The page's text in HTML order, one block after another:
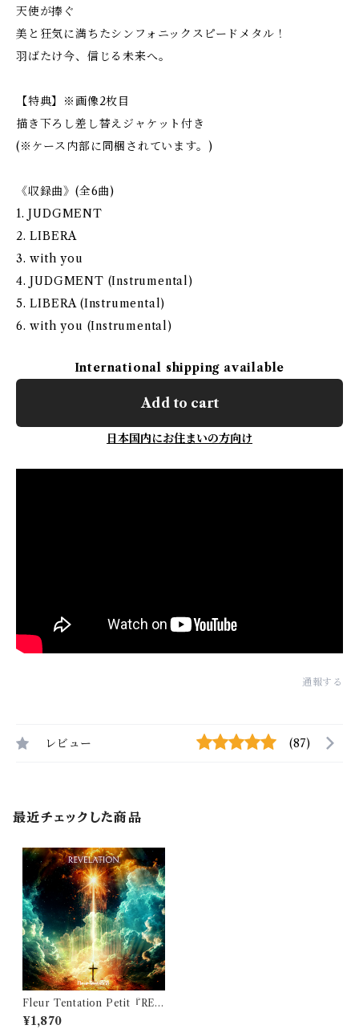
天使が捧ぐ
美と狂気に満ちたシンフォニックスピードメタル！
羽ばたけ今、信じる未来へ。
【特典】※画像2枚目
描き下ろし差し替えジャケット付き
(※ケース内部に同梱されています。)
《収録曲》(全6曲)
1. JUDGMENT
2. LIBERA
3. with you
4. JUDGMENT (Instrumental)
5. LIBERA (Instrumental)
6. with you (Instrumental)
International shipping available
Add to cart
日本国内にお住まいの方向け
通報する
レビュー (87)
最近チェックした商品
Fleur Tentation Petit『REV
ELATION』
¥1,870